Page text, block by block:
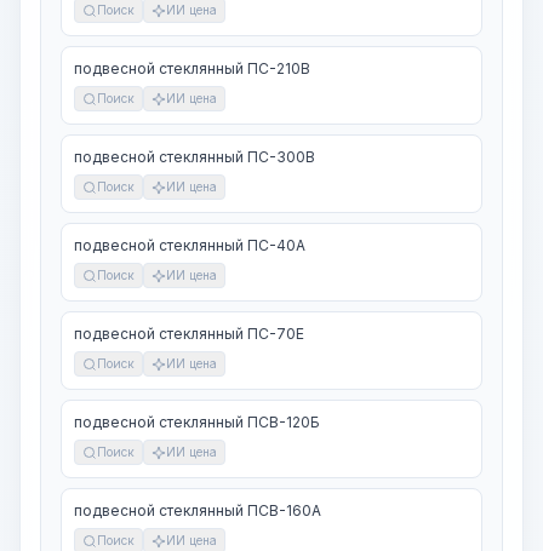
Поиск ИИ цена
подвесной стеклянный ПС-210В
Поиск ИИ цена
подвесной стеклянный ПС-300В
Поиск ИИ цена
подвесной стеклянный ПС-40А
Поиск ИИ цена
подвесной стеклянный ПС-70Е
Поиск ИИ цена
подвесной стеклянный ПСВ-120Б
Поиск ИИ цена
подвесной стеклянный ПСВ-160А
Поиск ИИ цена